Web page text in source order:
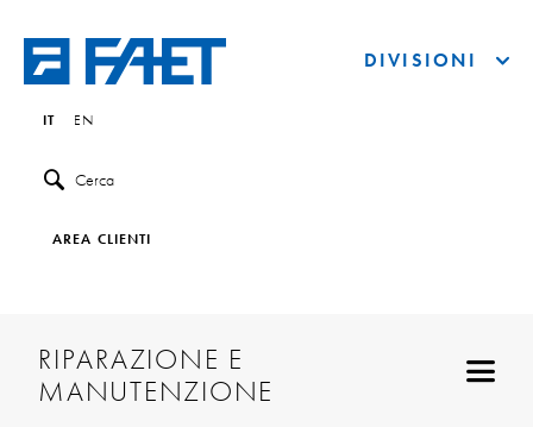
IT EN
Cerca
AREA CLIENTI
DIVISIONI
RIPARAZIONE E
MANUTENZIONE